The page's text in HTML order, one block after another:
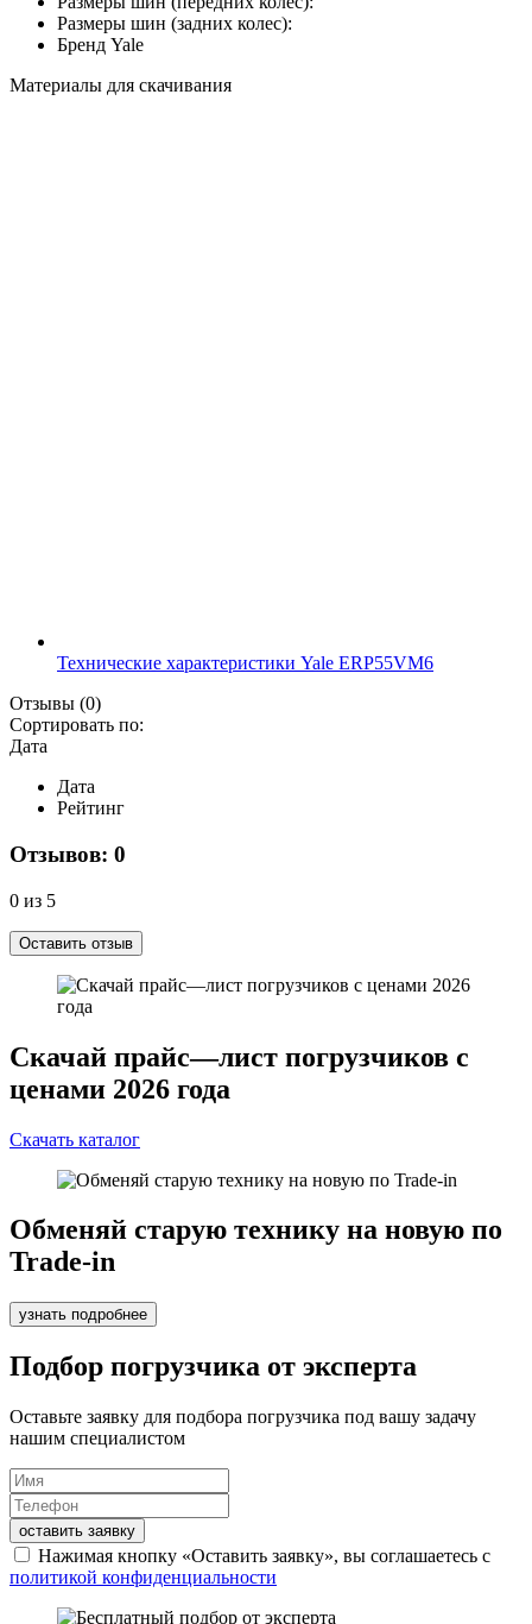
Размеры шин (задних колес):
Бренд Yale
Материалы для скачивания
Технические характеристики Yale ERP55VM6
Отзывы (0)
Сортировать по:
Дата
Дата
Рейтинг
Отзывов: 0
0 из 5
Оставить отзыв
Скачай прайс—лист погрузчиков с
ценами 2026 года
Скачать каталог
Обменяй старую технику на новую по
Trade-in
узнать подробнее
Подбор погрузчика от эксперта
Оставьте заявку для подбора погрузчика под вашу задачу
нашим специалистом
оставить заявку
Нажимая кнопку «Оставить заявку», вы соглашаетесь с
политикой конфиденциальности